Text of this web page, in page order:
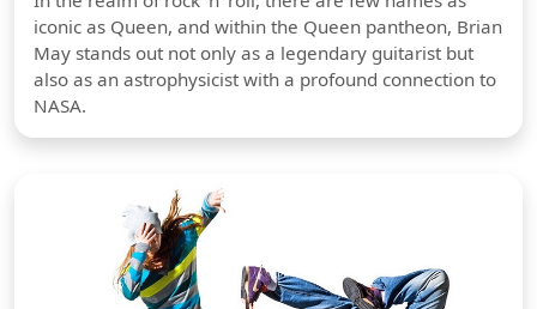
iconic as Queen, and within the Queen pantheon, Brian
May stands out not only as a legendary guitarist but
also as an astrophysicist with a profound connection to
NASA.